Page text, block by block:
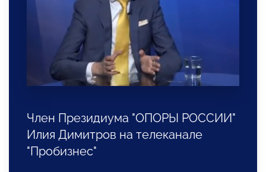
Член Президиума "ОПОРЫ РОССИИ"
Илия Димитров на телеканале
"Пробизнес"